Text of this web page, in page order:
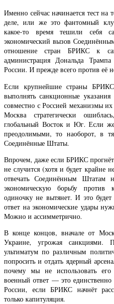
Именно сейчас начинается тест
деле, или же это фантомный
какое-то время тешили себя
экономический вызов
отношение стран БРИКС к
администрация Дональда Трампа
России. И прежде всего против её
Если крупнейшие страны
выполнять санкционные
совместно с Россией механизмы их
Москва стратегически
глобальный Восток и Юг. Если
преодолимыми, то наоборот, в
Соединённые Штаты.
Впрочем, даже если БРИКС
не случится (хотя и будет крайне
отвечать Соединённым Штатам
экономическую борьбу против
одиночку не вытянет. И это
ответ на экономические удары
Можно и ассимметрично.
В конце концов, вначале от
Украине, угрожая санкциями.
ультиматум по различным
попросить и отдать ядерный
почему мы не использовать
военный ответ — это
России, если БРИКС начнёт
только капитуляция.